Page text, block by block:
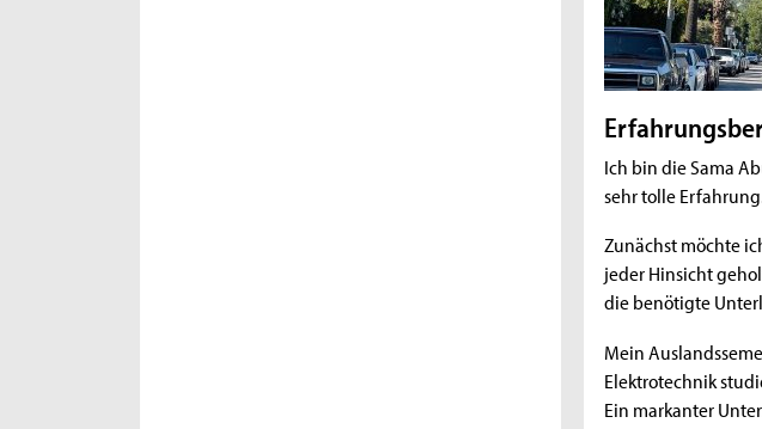
Ich bin die Sama
sehr tolle
Zunächst möchte
jeder Hinsicht
die benötigte
Mein
Elektrotechnik
Ein markanter